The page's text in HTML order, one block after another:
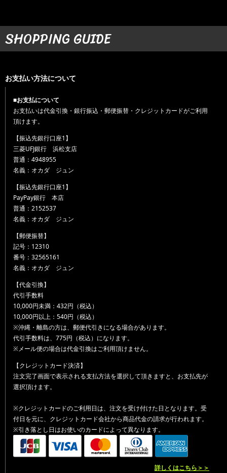
SHOPPING GUIDE
お支払い方法について
■お支払について
お支払いは代金引換・銀行振込・郵便振替・クレジットカードがご利用
頂けます。
【振込先銀行口座1】
三菱UFJ銀行 浜松支店
普通：4948955
名義：オカダ ジュン
【振込先銀行口座1】
PayPay銀行 本店
普通：2152537
名義：オカダ ジュン
【郵便振替】
記号：12310
番号：32565161
名義：オカダ ジュン
【代金引換】
代引手数料
10,000円未満：432円（税込）
10,000円以上：540円（税込）
※沖縄・離島の方は、郵便代引きになる場合があります。
代引手数料は、775円（税込）になります。
※メール便の場合は代金引換はご利用頂けません。
【クレジットカード決済】
注文完了画面で表示される支払方法を選択して頂きますと、お支払先が
選択頂けます。
※クレジットカードのご利用日は、注文を受け付けた日となります。受
付日を元に、クレジットカード会社から商品代金の請求が行われます。
※引き落とし日はお使いのカードによって異なります。
詳しくはこちら＞＞